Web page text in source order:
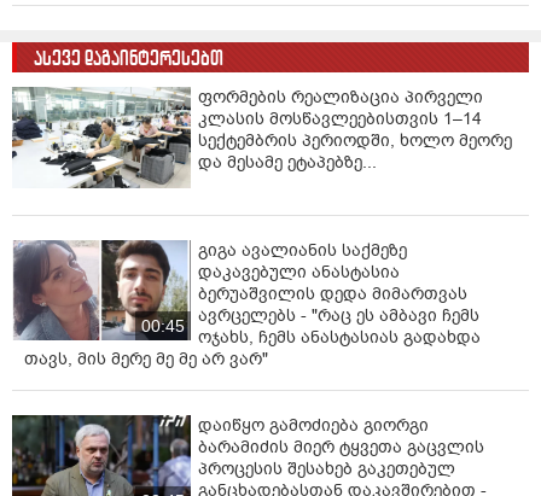
ასევე დაგაინტერესებთ
ფორმების რეალიზაცია პირველი
კლასის მოსწავლეებისთვის 1–14
სექტემბრის პერიოდში, ხოლო მეორე
და მესამე ეტაპებზე...
00:45
გიგა ავალიანის საქმეზე
დაკავებული ანასტასია
ბერუაშვილის დედა მიმართვას
ავრცელებს - "რაც ეს ამბავი ჩემს
ოჯახს, ჩემს ანასტასიას გადახდა
თავს, მის მერე მე მე არ ვარ"
დაიწყო გამოძიება გიორგი
ბარამიძის მიერ ტყვეთა გაცვლის
პროცესის შესახებ გაკეთებულ
განცხადებასთან დაკავშირებით -